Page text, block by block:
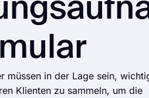
müssen in der Lage sein,
Klienten zu sammeln, um die